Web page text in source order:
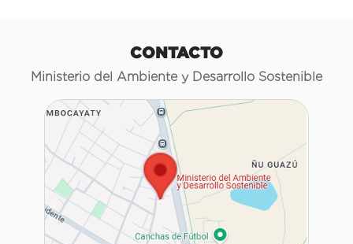
CONTACTO
Ministerio del Ambiente y Desarrollo Sostenible